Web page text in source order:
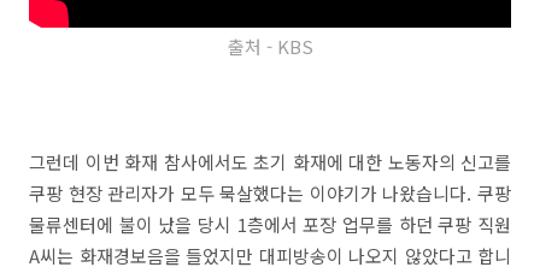
출처 - KBS
그런데 이번 화재 참사에서도 초기 화재에 대한 노동자의 신고를
쿠팡 현장 관리자가 모두 묵살했다는 이야기가 나왔습니다. 쿠팡
물류센터에 불이 났을 당시 1층에서 포장 업무를 하던 쿠팡 직원
A씨는 화재경보음을 들었지만 대피방송이 나오지 않았다고 합니